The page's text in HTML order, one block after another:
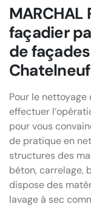
MARCHAL
façadier
de
Pour le
effectuer
pour vous
de pratique en
structures des
béton, carrelage,
dispose des
lavage à sec